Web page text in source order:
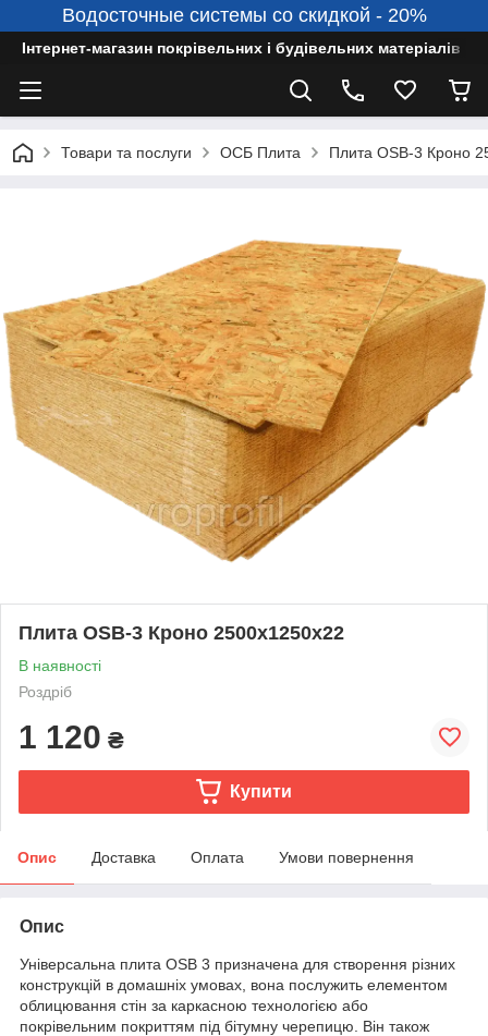
Водосточные системы со скидкой - 20%
Інтернет-магазин покрівельних і будівельних матеріалів
Товари та послуги ОСБ Плита Плита OSB-3 Кроно
Плита OSB-3 Кроно 2500х1250х22
В наявності
Роздріб
1 120 ₴
Купити
Опис Доставка Оплата Умови повернення
Опис
Універсальна плита OSB 3 призначена для створення різних
конструкцій в домашніх умовах, вона послужить елементом
облицювання стін за каркасною технологією або
покрівельним покриттям під бітумну черепицю. Він також